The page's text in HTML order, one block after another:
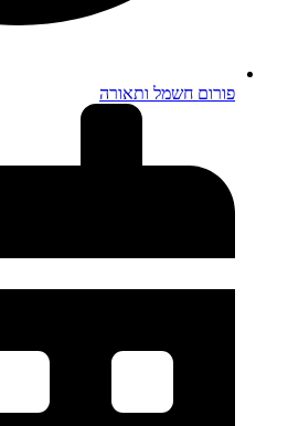
פורום חשמל ותאורה